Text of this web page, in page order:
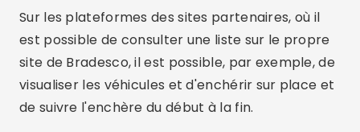
Sur les plateformes des sites partenaires, où il
est possible de consulter une liste sur le propre
site de Bradesco, il est possible, par exemple, de
visualiser les véhicules et d'enchérir sur place et
de suivre l'enchère du début à la fin.